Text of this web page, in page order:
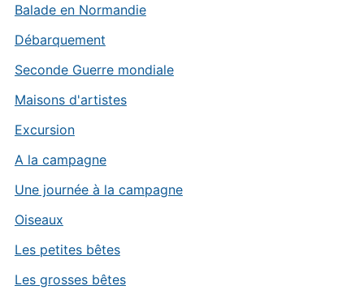
Balade en Normandie
Débarquement
Seconde Guerre mondiale
Maisons d'artistes
Excursion
A la campagne
Une journée à la campagne
Oiseaux
Les petites bêtes
Les grosses bêtes